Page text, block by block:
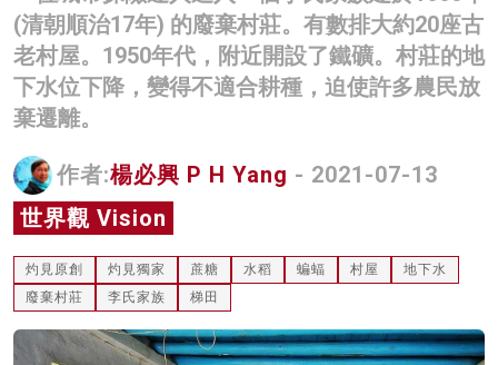
影片
名家榜
灼見活動
關於我們
(清朝順治17年) 的廢棄村莊。有數排大約20座古
老村屋。1950年代，附近開設了鐵礦。村莊的地
下水位下降，變得不適合耕種，迫使許多農民放
棄遷離。
作者:楊必興 P H Yang - 2021-07-13
世界觀 Vision
灼見原創 灼見獨家 蔗糖 水稻 蝙蝠 村屋
地下水
廢棄村莊
李氏家族 梯田